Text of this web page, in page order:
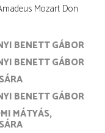
Mozart Don
BENETT GÁBOR
BENETT GÁBOR
BENETT GÁBOR
MÁTYÁS